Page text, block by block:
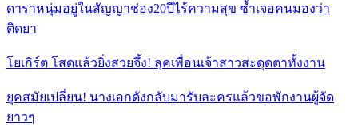
ดาราหนุ่มอยู่ในสัญญาช่อง20ปีไร้ความสุข ซ้ำเจอคนมองว่า
ติดยา
โยเกิร์ต โสดแล้วยิ่งสวยจึ้ง! ลุคเพื่อนเจ้าสาวสะดุดตาทั้งงาน
ยุคสมัยเปลี่ยน! นางเอกดังกลับมารับละครแล้วขอพักงานผู้จัด
ยาวๆ